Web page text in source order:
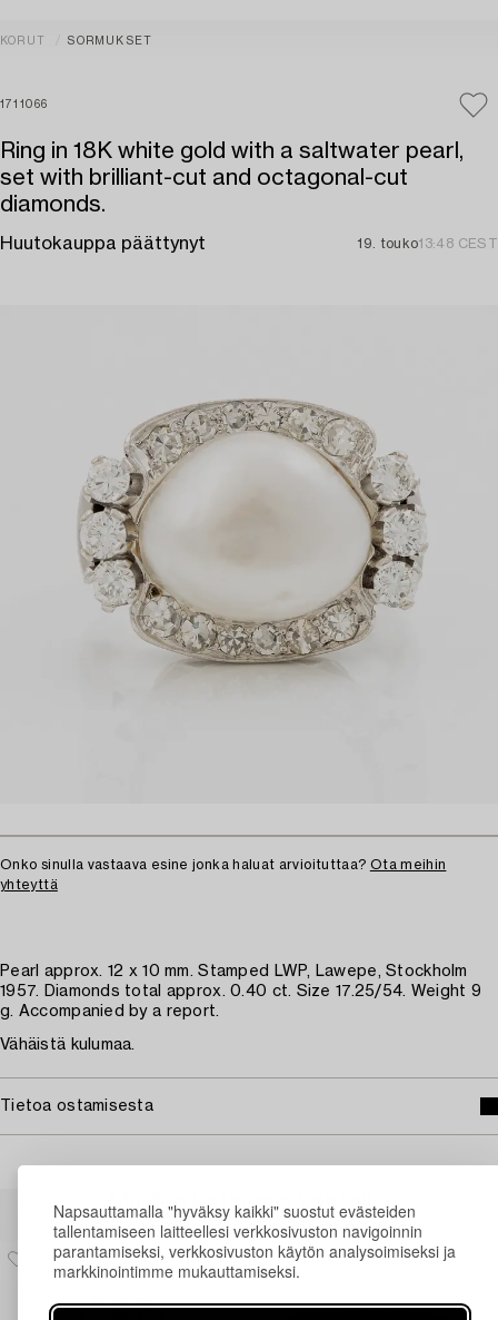
Napsauttamalla "hyväksy kaikki" suostut evästeiden
tallentamiseen laitteellesi verkkosivuston navigoinnin
parantamiseksi, verkkosivuston käytön analysoimiseksi ja
markkinointimme mukauttamiseksi.
KORUT SORMUKSET
1711066
Ring in 18K white gold with a saltwater pearl,
set with brilliant-cut and octagonal-cut
diamonds.
Huutokauppa päättynyt 19. touko13:48 CEST
Onko sinulla vastaava esine jonka haluat arvioituttaa? Ota meihin
yhteyttä
Pearl approx. 12 x 10 mm. Stamped LWP, Lawepe, Stockholm
1957. Diamonds total approx. 0.40 ct. Size 17.25/54. Weight 9
g. Accompanied by a report.
Vähäistä kulumaa.
Tietoa ostamisesta
Muiden katsomia kohteita